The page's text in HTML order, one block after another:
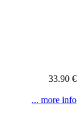
33.90 €
... more info